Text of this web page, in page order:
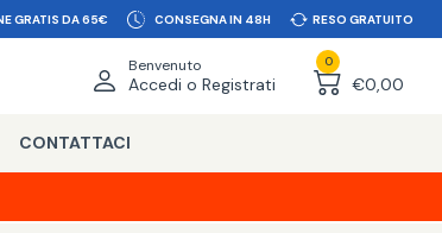
GRATIS DA 65€ CONSEGNA IN 48H RESO GRATUITO
Benvenuto
Accedi o Registrati
0
€0,00
CONTATTACI